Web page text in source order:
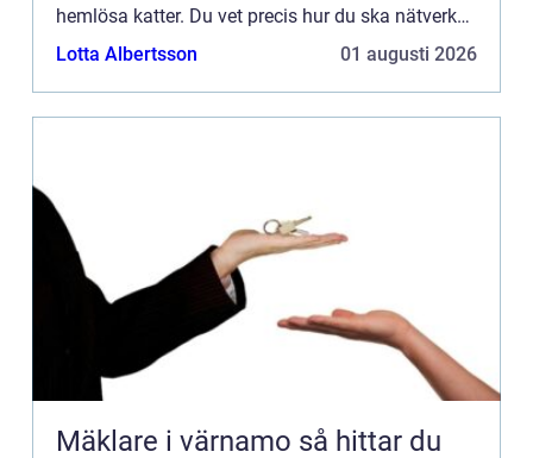
hemlösa katter. Du vet precis hur du ska nätverka,
marknadsföra och projektera. Helt plötsligt, en
Lotta Albertsson 01 augusti 2026
Mäklare i värnamo så hittar du